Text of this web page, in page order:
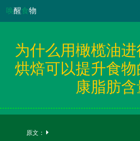
唤醒食物
为什么用橄榄油
烘焙可以提升食
康脂肪含
原文：